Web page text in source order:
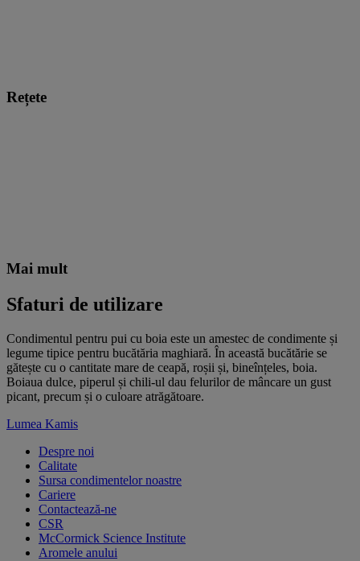
Rețete
Mai mult
Sfaturi de utilizare
Condimentul pentru pui cu boia este un amestec de condimente și
legume tipice pentru bucătăria maghiară. În această bucătărie se
gătește cu o cantitate mare de ceapă, roșii și, bineînțeles, boia.
Boiaua dulce, piperul și chili-ul dau felurilor de mâncare un gust
picant, precum și o culoare atrăgătoare.
Lumea Kamis
Despre noi
Calitate
Sursa condimentelor noastre
Cariere
Contactează-ne
CSR
McCormick Science Institute
Aromele anului